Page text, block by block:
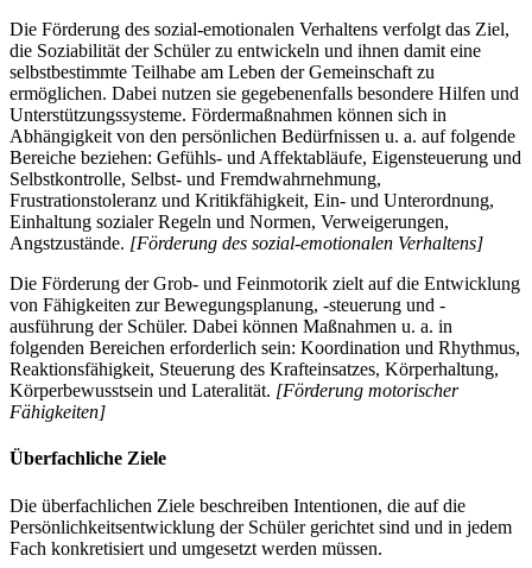
Die Förderung des sozial-emotionalen Verhaltens verfolgt das Ziel,
die Soziabilität der Schüler zu entwickeln und ihnen damit eine
selbstbestimmte Teilhabe am Leben der Gemeinschaft zu
ermöglichen. Dabei nutzen sie gegebenenfalls besondere Hilfen und
Unterstützungssysteme. Fördermaßnahmen können sich in
Abhängigkeit von den persönlichen Bedürfnissen u. a. auf folgende
Bereiche beziehen: Gefühls- und Affektabläufe, Eigensteuerung und
Selbstkontrolle, Selbst- und Fremdwahrnehmung,
Frustrationstoleranz und Kritikfähigkeit, Ein- und Unterordnung,
Einhaltung sozialer Regeln und Normen, Verweigerungen,
Angstzustände. [Förderung des sozial-emotionalen Verhaltens]
Die Förderung der Grob- und Feinmotorik zielt auf die Entwicklung
von Fähigkeiten zur Bewegungsplanung, -steuerung und -
ausführung der Schüler. Dabei können Maßnahmen u. a. in
folgenden Bereichen erforderlich sein: Koordination und Rhythmus,
Reaktionsfähigkeit, Steuerung des Krafteinsatzes, Körperhaltung,
Körperbewusstsein und Lateralität. [Förderung motorischer
Fähigkeiten]
Überfachliche Ziele
Die überfachlichen Ziele beschreiben Intentionen, die auf die
Persönlichkeitsentwicklung der Schüler gerichtet sind und in jedem
Fach konkretisiert und umgesetzt werden müssen.